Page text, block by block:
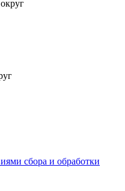
сбора и обработки